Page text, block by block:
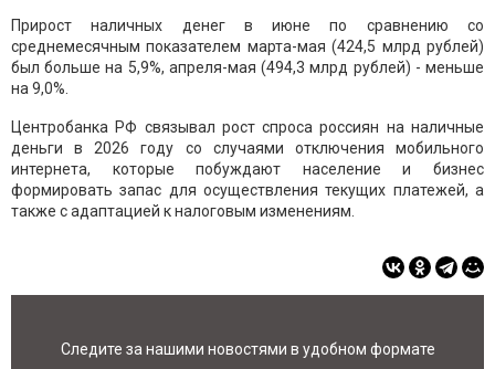
Прирост наличных денег в июне по сравнению со
среднемесячным показателем марта-мая (424,5 млрд рублей)
был больше на 5,9%, апреля-мая (494,3 млрд рублей) - меньше
на 9,0%.
Центробанка РФ связывал рост спроса россиян на наличные
деньги в 2026 году со случаями отключения мобильного
интернета, которые побуждают население и бизнес
формировать запас для осуществления текущих платежей, а
также с адаптацией к налоговым изменениям.
Следите за нашими новостями в удобном формате